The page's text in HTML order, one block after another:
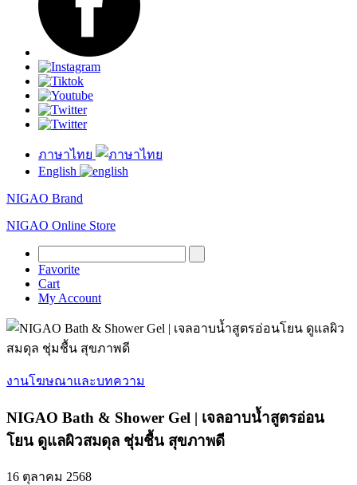
ภาษาไทย
English
NIGAO Brand
NIGAO Online Store
Favorite
Cart
My Account
งานโฆษณาและบทความ
NIGAO Bath & Shower Gel | เจลอาบน้ำสูตรอ่อน
โยน ดูแลผิวสมดุล ชุ่มชื้น สุขภาพดี
16 ตุลาคม 2568